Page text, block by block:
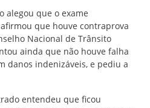
alegou que o exame
que houve contraprova
Nacional de Trânsito
ainda que não houve falha
danos indenizáveis, e pediu a
entendeu que ficou